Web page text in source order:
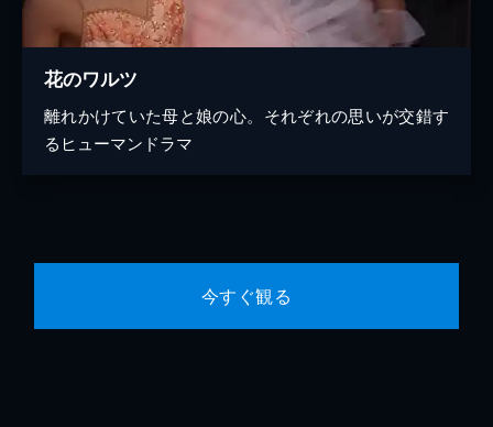
花のワルツ
離れかけていた母と娘の心。それぞれの思いが交錯す
るヒューマンドラマ
今すぐ観る